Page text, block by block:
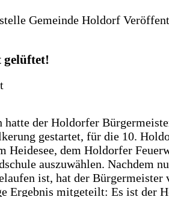
Gemeinde Holdorf
gelüftet!
hatte der Holdorfer
gestartet, für die 10.
Heidesee, dem Holdorfer
auszuwählen. Nachdem
ist, hat der Bürgermeister
Ergebnis mitgeteilt: Es ist der